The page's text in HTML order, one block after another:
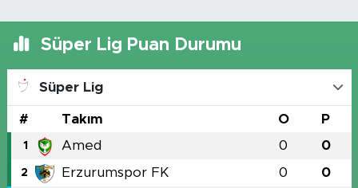
Süper Lig Puan Durumu
Süper Lig
# Takım O P
1 Amed 0 0
2 Erzurumspor FK 0 0